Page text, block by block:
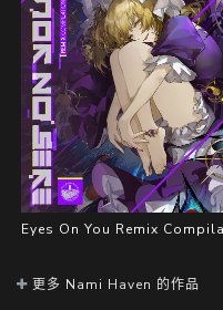
更多 Nami Haven 的作品